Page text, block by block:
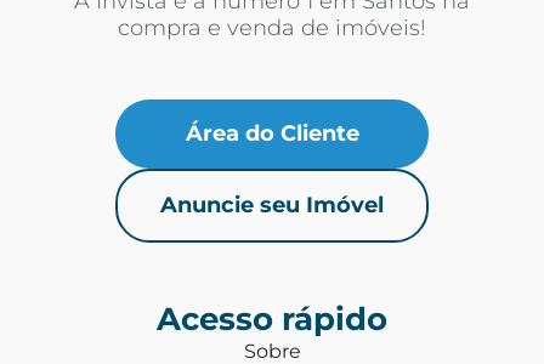
compra e venda de imóveis!
Área do Cliente
Anuncie seu Imóvel
Acesso rápido
Sobre